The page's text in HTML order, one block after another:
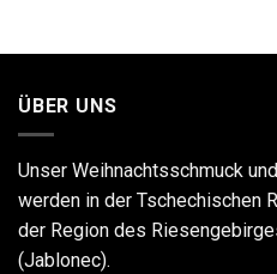
ÜBER UNS
Unser Weihnachtsschmuck
werden in der Tschechischen
der Region des
(Jablonec).